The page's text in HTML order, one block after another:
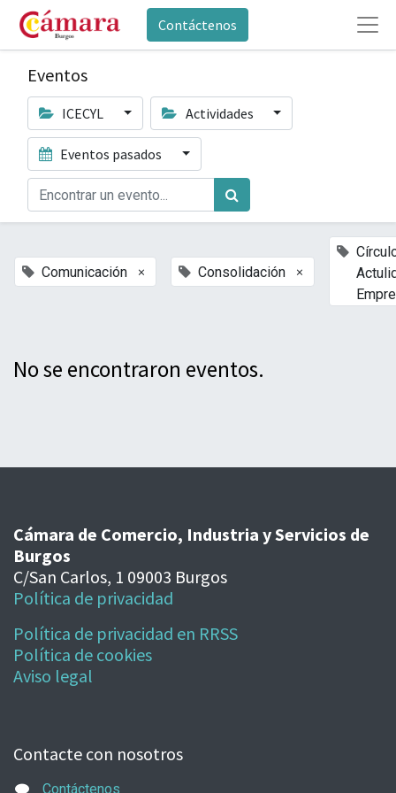
Contáctenos
Eventos
ICECYL Actividades
Eventos pasados
Comunicación × Consolidación ×
No se encontraron eventos.
Cámara de Comercio, Industria y Servicios de
Burgos
C/San Carlos, 1 09003 Burgos
Política de privacidad
Política de privacidad en RRSS
Política de cookies
Aviso legal
Contacte con nosotros
Contáctenos